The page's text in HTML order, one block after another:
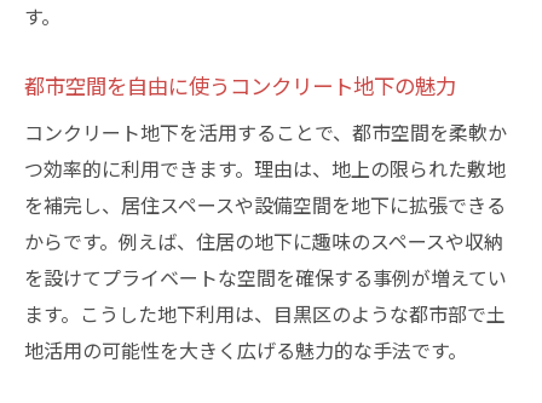
工夫
最新トレンドを反映したコンクリート地下
基礎
目黒区で進むコンクリート地下活用の最前
線
実例からわかるコンクリート地下基礎の進
化
安心して進めるための地下基礎工事の選び方
す。
都市空間を自由に使うコンクリート地下の魅力
コンクリート地下を活用することで、都市空間を柔軟か
つ効率的に利用できます。理由は、地上の限られた敷地
を補完し、居住スペースや設備空間を地下に拡張できる
からです。例えば、住居の地下に趣味のスペースや収納
を設けてプライベートな空間を確保する事例が増えてい
ます。こうした地下利用は、目黒区のような都市部で土
地活用の可能性を大きく広げる魅力的な手法です。